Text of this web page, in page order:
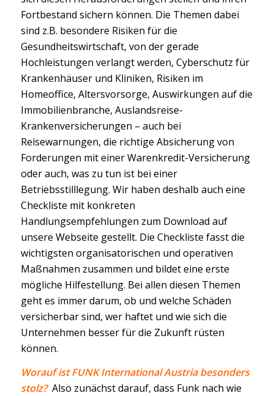
Fortbestand sichern können. Die Themen dabei
sind z.B. besondere Risiken für die
Gesundheitswirtschaft, von der gerade
Hochleistungen verlangt werden, Cyberschutz für
Krankenhäuser und Kliniken, Risiken im
Homeoffice, Altersvorsorge, Auswirkungen auf die
Immobilienbranche, Auslandsreise-
Krankenversicherungen – auch bei
Reisewarnungen, die richtige Absicherung von
Forderungen mit einer Warenkredit-Versicherung
oder auch, was zu tun ist bei einer
Betriebsstilllegung. Wir haben deshalb auch eine
Checkliste mit konkreten
Handlungsempfehlungen zum Download auf
unsere Webseite gestellt. Die Checkliste fasst die
wichtigsten organisatorischen und operativen
Maßnahmen zusammen und bildet eine erste
mögliche Hilfestellung. Bei allen diesen Themen
geht es immer darum, ob und welche Schäden
versicherbar sind, wer haftet und wie sich die
Unternehmen besser für die Zukunft rüsten
können.
Worauf ist FUNK International Austria besonders
stolz? Also zunächst darauf, dass Funk nach wie